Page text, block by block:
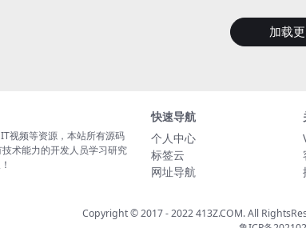
加载
视频等资源，本站所有源码
术能力的开发人员学习研究
快速导航
个人中心
标签云
网址导航
Copyright © 2017 - 2022 413Z.COM. All